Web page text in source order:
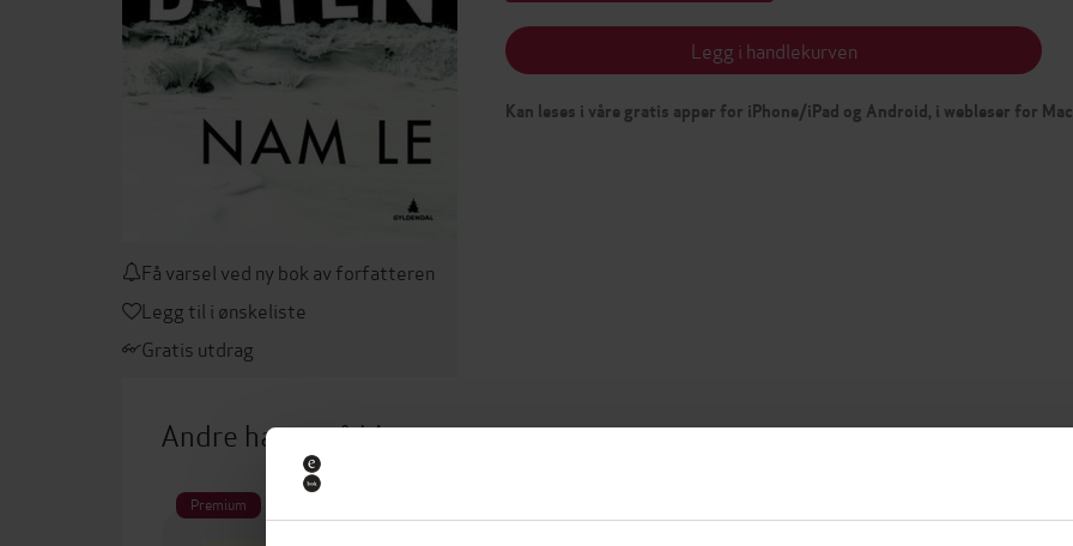
Få varsel ved ny bok av forfatteren
Legg til i ønskeliste
Gratis utdrag
Legg i handlekurven
Kan leses i våre gratis apper for iPhone/iPad og Android, i webleser for
Andre har også kjøpt
Premium